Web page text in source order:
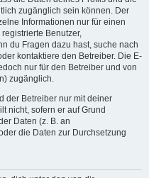
zugänglich sein können. Der
Informationen nur für einen
Benutzer,
du Fragen dazu hast, suche nach
kontaktiere den Betreiber. Die E-
nur für den Betreiber und von
zugänglich.
der Betreiber nur mit deiner
nicht, sofern er auf Grund
Daten (z. B. an
die Daten zur Durchsetzung